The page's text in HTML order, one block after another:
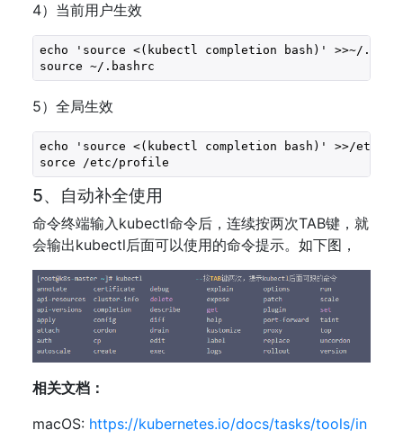
4）当前用户生效
echo 'source <(kubectl completion bash)' >>~/
source ~/.bashrc
5）全局生效
echo 'source <(kubectl completion bash)' >>/etc/
sorce /etc/profile
5、自动补全使用
命令终端输入kubectl命令后，连续按两次TAB键，就
会输出kubectl后面可以使用的命令提示。如下图，
相关文档：
macOS: https://kubernetes.io/docs/tasks/tools/in